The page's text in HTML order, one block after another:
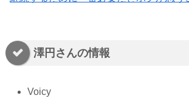
澤円さんの情報
Voicy